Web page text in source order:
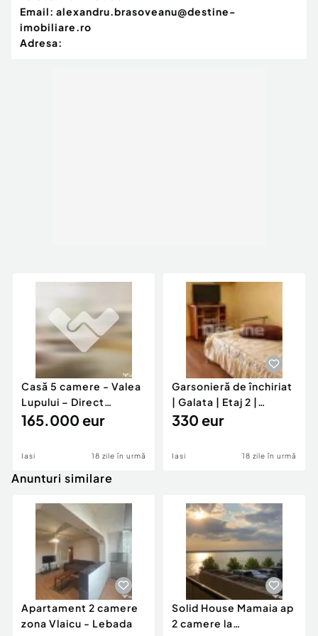
Email: alexandru.brasoveanu@destine-
imobiliare.ro
Adresa:
Casă 5 camere - Valea
Lupului – Direct
dezvoltator
165.000 eur
Iasi 18 zile în urmă
Garsonieră de închiriat
| Galata | Etaj 2 |
Centrală prop
330 eur
Iasi 18 zile în urmă
Anunturi similare
Apartament 2 camere
zona Vlaicu - Lebada
Solid House Mamaia ap
2 camere la